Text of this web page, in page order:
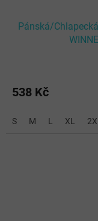
Pánská/
538 Kč
S M L XL